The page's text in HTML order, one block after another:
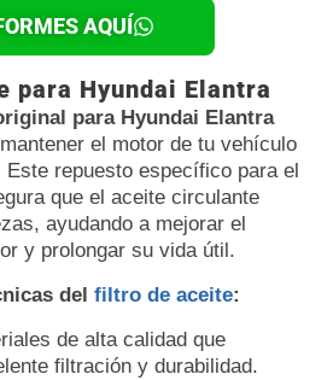
AQUÍ
para Hyundai Elantra
para Hyundai Elantra
el motor de tu vehículo
repuesto específico para el
que el aceite circulante
ayudando a mejorar el
y prolongar su vida útil.
del filtro de aceite:
de alta calidad que
filtración y durabilidad.